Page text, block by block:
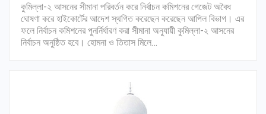
কুমিল্লা-২ আসনের সীমানা পরিবর্তন করে নির্বাচন কমিশনের গেজেট অবৈধ
ঘোষণা করে হাইকোর্টের আদেশ স্থগিত করেছেন করেছেন আপিল বিভাগ। এর
ফলে নির্বাচন কমিশনের পুনর্নির্ধারণ করা সীমানা অনুযায়ী কুমিল্লা-২ আসনের
নির্বাচন অনুষ্ঠিত হবে। হোমনা ও তিতাস মিলে…